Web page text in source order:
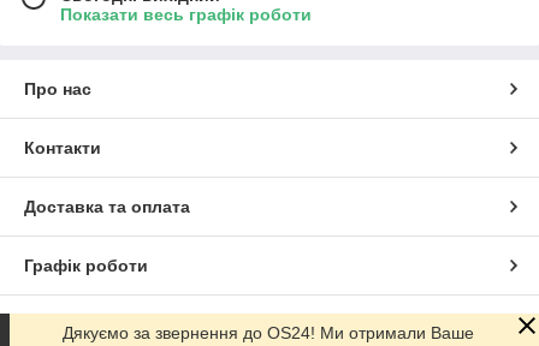
Показати весь графік роботи
Про нас
Контакти
Доставка та оплата
Графік роботи
Повна версія сайту
Дякуємо за звернення до OS24! Ми отримали Ваше